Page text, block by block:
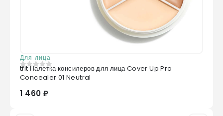
Для лица
0 из 5
tfit Палетка консилеров для лица Cover Up Pro
Concealer 01 Neutral
1 460 ₽